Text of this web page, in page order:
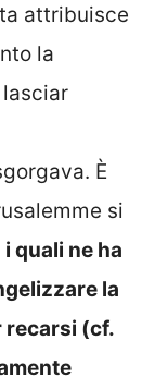
attribuisce
la
lasciar
È
si
quali ne ha
la
recarsi (cf.